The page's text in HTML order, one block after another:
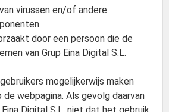
virussen en/of andere
door een persoon die de
van Grup Eina Digital S.L.
mogelijkerwijs maken
de webpagina. Als gevolg daarvan